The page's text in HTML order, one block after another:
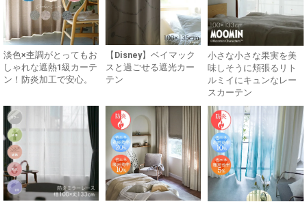
淡色×杢調がとってもお
しゃれな遮熱1級カーテ
ン！防炎加工で安心。
【Disney】ベイマック
スと過ごせる遮光カー
テン
小さな小さな果実を美
味しそうに頬張るリト
ルミイにキュンなレー
スカーテン